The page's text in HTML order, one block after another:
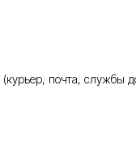
почта, службы